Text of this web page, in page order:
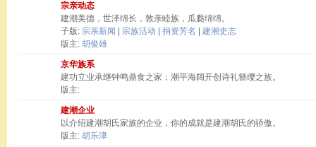
宗亲动态
建潮美德，世泽绵长，敦亲睦族，瓜瓞绵绵。
子版: 宗亲新闻 宗族活动 捐资芳名
建潮史志
版主: 胡俊雄
京华族系
建功立业承继钟鸣鼎食之家；潮平海阔开创诗礼簪缨之族。
版主:
建潮企业
以介绍建潮胡氏家族的企业，你的成就是建潮胡氏的骄傲。
版主: 胡乐津